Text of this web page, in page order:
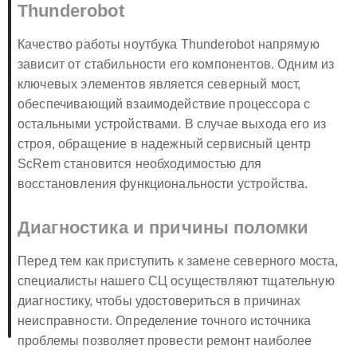
Thunderobot
Качество работы ноутбука Thunderobot напрямую
зависит от стабильности его компонентов. Одним из
ключевых элементов является северный мост,
обеспечивающий взаимодействие процессора с
остальными устройствами. В случае выхода его из
строя, обращение в надежный сервисный центр
ScRem становится необходимостью для
восстановления функциональности устройства.
Диагностика и причины поломки
Перед тем как приступить к замене северного моста,
специалисты нашего СЦ осуществляют тщательную
диагностику, чтобы удостовериться в причинах
неисправности. Определение точного источника
проблемы позволяет провести ремонт наиболее